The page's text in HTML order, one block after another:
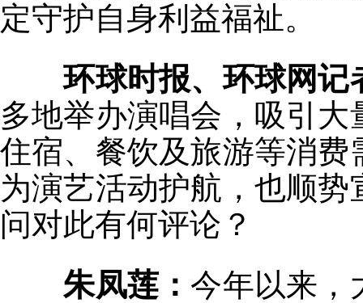
定守护自身利益福祉。
环球时报、环球网记
多地举办演唱会，吸引
住宿、餐饮及旅游等消
为演艺活动护航，也顺
问对此有何评论？
朱凤莲： 今年以来，